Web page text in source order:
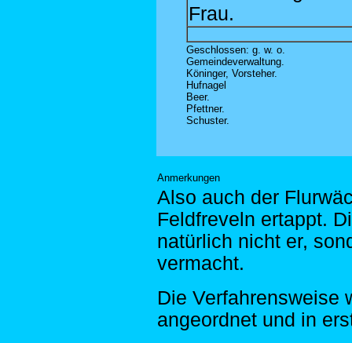
Frau.
Geschlossen: g. w. o.
Gemeindeverwaltung.
Köninger, Vorsteher.
Hufnagel
Beer.
Pfettner.
Schuster.
Anmerkungen
Also auch der
Feldfreveln ertappt.
natürlich nicht er,
vermacht.
Die Verfahrensweise
angeordnet und in